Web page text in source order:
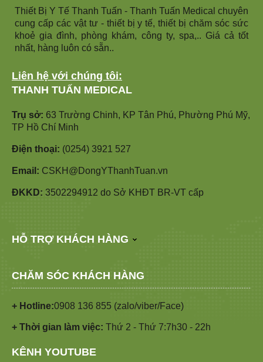
Thiết Bị Y Tế Thanh Tuấn - Thanh Tuấn Medical chuyên
cung cấp các vật tư - thiết bị y tế, thiết bị chăm sóc sức
khoẻ gia đình, phòng khám, công ty, spa,.. Giá cả tốt
nhất, hàng luôn có sẵn..
Liên hệ với chúng tôi:
THANH TUẤN MEDICAL
Trụ sở: 63 Trường Chinh, KP Tân Phú, Phường Phú Mỹ,
TP Hồ Chí Minh
Điện thoại: (0254) 3921 527
Email: CSKH@DongYThanhTuan.vn
ĐKKD: 3502294912 do Sở KHĐT BR-VT cấp
HỖ TRỢ KHÁCH HÀNG
CHĂM SÓC KHÁCH HÀNG
+ Hotline:0908 136 855 (zalo/viber/Face)
+ Thời gian làm việc: Thứ 2 - Thứ 7:7h30 - 22h
KÊNH YOUTUBE